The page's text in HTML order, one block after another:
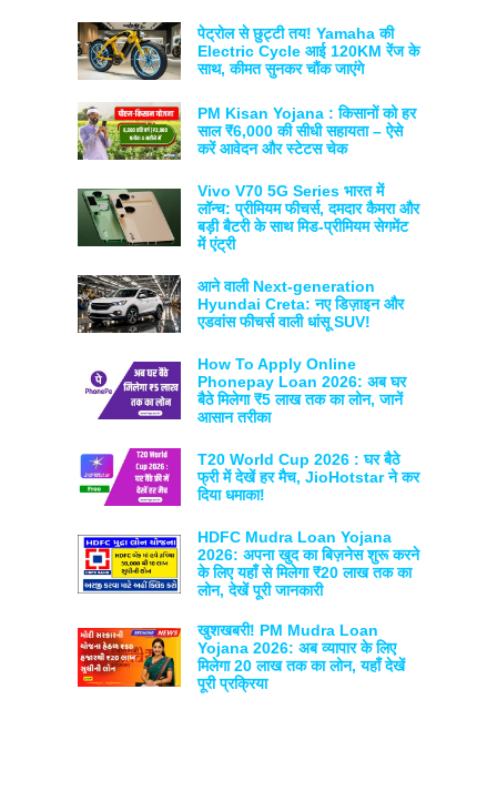
पेट्रोल से छुट्टी तय! Yamaha की
Electric Cycle आई 120KM रेंज के
साथ, कीमत सुनकर चौंक जाएंगे
PM Kisan Yojana : किसानों को हर
साल ₹6,000 की सीधी सहायता – ऐसे
करें आवेदन और स्टेटस चेक
Vivo V70 5G Series भारत में
लॉन्च: प्रीमियम फीचर्स, दमदार कैमरा और
बड़ी बैटरी के साथ मिड-प्रीमियम सेगमेंट
में एंट्री
आने वाली Next-generation
Hyundai Creta: नए डिज़ाइन और
एडवांस फीचर्स वाली धांसू SUV!
How To Apply Online
Phonepay Loan 2026: अब घर
बैठे मिलेगा ₹5 लाख तक का लोन, जानें
आसान तरीका
T20 World Cup 2026 : घर बैठे
फ्री में देखें हर मैच, JioHotstar ने कर
दिया धमाका!
HDFC Mudra Loan Yojana
2026: अपना खुद का बिज़नेस शुरू करने
के लिए यहाँ से मिलेगा ₹20 लाख तक का
लोन, देखें पूरी जानकारी
खुशखबरी! PM Mudra Loan
Yojana 2026: अब व्यापार के लिए
मिलेगा 20 लाख तक का लोन, यहाँ देखें
पूरी प्रक्रिया